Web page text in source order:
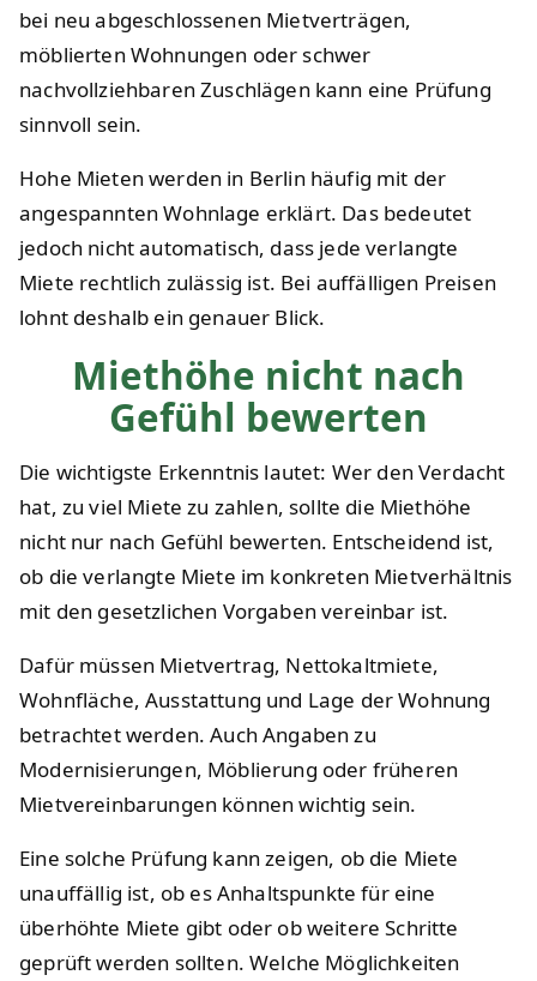
bei neu abgeschlossenen Mietverträgen,
möblierten Wohnungen oder schwer
nachvollziehbaren Zuschlägen kann eine Prüfung
sinnvoll sein.
Hohe Mieten werden in Berlin häufig mit der
angespannten Wohnlage erklärt. Das bedeutet
jedoch nicht automatisch, dass jede verlangte
Miete rechtlich zulässig ist. Bei auffälligen Preisen
lohnt deshalb ein genauer Blick.
Miethöhe nicht nach
Gefühl bewerten
Die wichtigste Erkenntnis lautet: Wer den Verdacht
hat, zu viel Miete zu zahlen, sollte die Miethöhe
nicht nur nach Gefühl bewerten. Entscheidend ist,
ob die verlangte Miete im konkreten Mietverhältnis
mit den gesetzlichen Vorgaben vereinbar ist.
Dafür müssen Mietvertrag, Nettokaltmiete,
Wohnfläche, Ausstattung und Lage der Wohnung
betrachtet werden. Auch Angaben zu
Modernisierungen, Möblierung oder früheren
Mietvereinbarungen können wichtig sein.
Eine solche Prüfung kann zeigen, ob die Miete
unauffällig ist, ob es Anhaltspunkte für eine
überhöhte Miete gibt oder ob weitere Schritte
geprüft werden sollten. Welche Möglichkeiten